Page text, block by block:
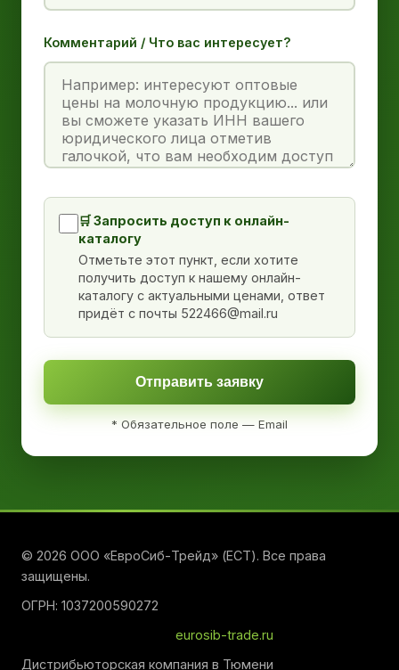
Комментарий / Что вас интересует?
🛒 Запросить доступ к онлайн-
каталогу
Отметьте этот пункт, если хотите
получить доступ к нашему онлайн-
каталогу с актуальными ценами, ответ
придёт с почты 522466@mail.ru
Отправить заявку
* Обязательное поле — Email
© 2026 ООО «ЕвроСиб-Трейд» (ЕСТ). Все права
защищены.
ОГРН: 1037200590272
eurosib-trade.ru
Дистрибьюторская компания в Тюмени